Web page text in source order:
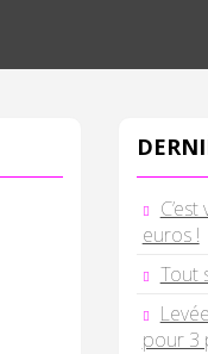
euros !
Tout
pour 3